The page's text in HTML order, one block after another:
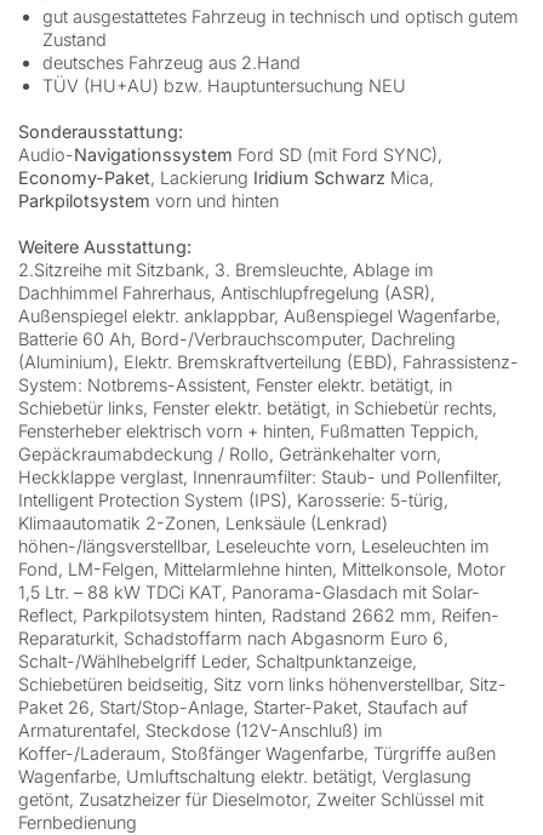
gut ausgestattetes Fahrzeug in technisch und optisch gutem
Zustand
deutsches Fahrzeug aus 2.Hand
TÜV (HU+AU) bzw. Hauptuntersuchung NEU
Sonderausstattung:
Audio-Navigationssystem Ford SD (mit Ford SYNC),
Economy-Paket, Lackierung Iridium Schwarz Mica,
Parkpilotsystem vorn und hinten
Weitere Ausstattung:
2.Sitzreihe mit Sitzbank, 3. Bremsleuchte, Ablage im
Dachhimmel Fahrerhaus, Antischlupfregelung (ASR),
Außenspiegel elektr. anklappbar, Außenspiegel Wagenfarbe,
Batterie 60 Ah, Bord-/Verbrauchscomputer, Dachreling
(Aluminium), Elektr. Bremskraftverteilung (EBD), Fahrassistenz-
System: Notbrems-Assistent, Fenster elektr. betätigt, in
Schiebetür links, Fenster elektr. betätigt, in Schiebetür rechts,
Fensterheber elektrisch vorn + hinten, Fußmatten Teppich,
Gepäckraumabdeckung / Rollo, Getränkehalter vorn,
Heckklappe verglast, Innenraumfilter: Staub- und Pollenfilter,
Intelligent Protection System (IPS), Karosserie: 5-türig,
Klimaautomatik 2-Zonen, Lenksäule (Lenkrad)
höhen-/längsverstellbar, Leseleuchte vorn, Leseleuchten im
Fond, LM-Felgen, Mittelarmlehne hinten, Mittelkonsole, Motor
1,5 Ltr. – 88 kW TDCi KAT, Panorama-Glasdach mit Solar-
Reflect, Parkpilotsystem hinten, Radstand 2662 mm, Reifen-
Reparaturkit, Schadstoffarm nach Abgasnorm Euro 6,
Schalt-/Wählhebelgriff Leder, Schaltpunktanzeige,
Schiebetüren beidseitig, Sitz vorn links höhenverstellbar, Sitz-
Paket 26, Start/Stop-Anlage, Starter-Paket, Staufach auf
Armaturentafel, Steckdose (12V-Anschluß) im
Koffer-/Laderaum, Stoßfänger Wagenfarbe, Türgriffe außen
Wagenfarbe, Umluftschaltung elektr. betätigt, Verglasung
getönt, Zusatzheizer für Dieselmotor, Zweiter Schlüssel mit
Fernbedienung